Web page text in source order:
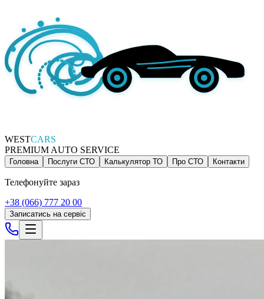
WESTCARS
PREMIUM AUTO SERVICE
Головна Послуги СТО Калькулятор ТО Про СТО Контакти
Телефонуйте зараз
+38 (066) 777 20 00
Записатись на сервіс